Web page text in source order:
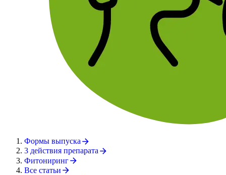
Формы выпуска
3 действия препарата
Фитониринг
Все статьи